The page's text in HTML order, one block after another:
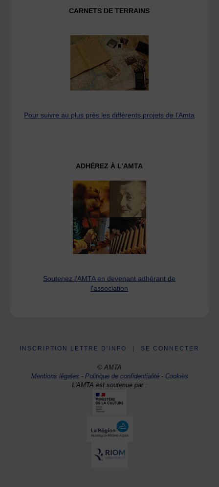
CARNETS DE TERRAINS
Pour suivre au plus près les différents projets de l’Amta
ADHÉREZ À L’AMTA
Soutenez l'AMTA en devenant adhérant de
l'association
INSCRIPTION LETTRE D’INFO SE CONNECTER
© AMTA
Mentions légales -Politique de confidentialité- Cookies
L'AMTA est soutenue par :